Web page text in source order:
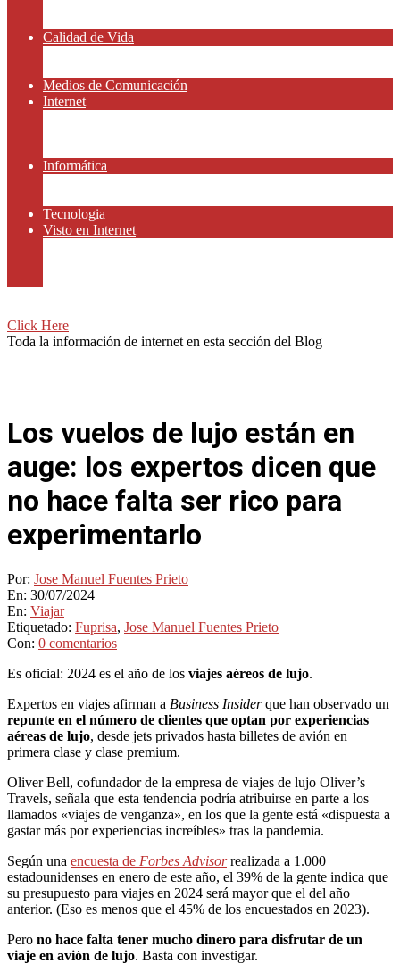
Calidad de Vida
Medios de Comunicación
Internet
Informática
Tecnologia
Visto en Internet
Click Here
Toda la información de internet en esta sección del Blog
Los vuelos de lujo están en
auge: los expertos dicen que
no hace falta ser rico para
experimentarlo
Por: Jose Manuel Fuentes Prieto
En: 30/07/2024
En: Viajar
Etiquetado: Fuprisa, Jose Manuel Fuentes Prieto
Con: 0 comentarios
Es oficial: 2024 es el año de los viajes aéreos de lujo.
Expertos en viajes afirman a Business Insiderque han observado un
repunte en el número de clientes que optan por experiencias
aéreas de lujo, desde jets privados hasta billetes de avión en
primera clase y clase premium.
Oliver Bell, cofundador de la empresa de viajes de lujo Oliver’s
Travels, señala que esta tendencia podría atribuirse en parte a los
llamados «viajes de venganza», en los que la gente está «dispuesta a
gastar más por experiencias increíbles» tras la pandemia.
Según una encuesta de Forbes Advisorrealizada a 1.000
estadounidenses en enero de este año, el 39% de la gente indica que
su presupuesto para viajes en 2024 será mayor que el del año
anterior. (Eso es menos que el 45% de los encuestados en 2023).
Pero no hace falta tener mucho dinero para disfrutar de un
viaje en avión de lujo. Basta con investigar.